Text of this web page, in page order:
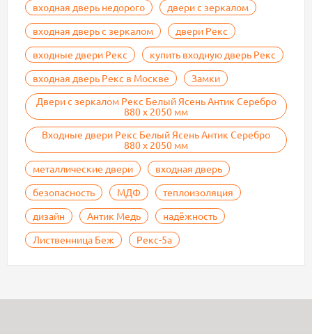
входная дверь недорого
двери с зеркалом
входная дверь с зеркалом
двери Рекс
входные двери Рекс
купить входную дверь Рекс
входная дверь Рекс в Москве
Замки
Двери с зеркалом Рекс Белый Ясень Антик Серебро
880 х 2050 мм
Входные двери Рекс Белый Ясень Антик Серебро
880 х 2050 мм
металлические двери
входная дверь
безопасность
МДФ
теплоизоляция
дизайн
Антик Медь
надёжность
Лиственница Беж
Рекс-5а